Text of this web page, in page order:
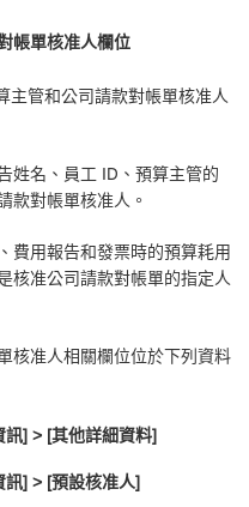
帳單核准人欄位
主管和公司請款對帳單核准人
姓名、員工 ID、預算主管的
款對帳單核准人。
費用報告和發票時的預算耗用
核准公司請款對帳單的指定人
核准人相關欄位位於下列資料
訊] > [其他詳細資料]
訊] > [預設核准人]